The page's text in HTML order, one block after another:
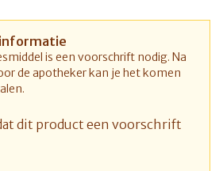
is een voorschrift nodig. Na
de apotheker kan je het komen
dit product een voorschrift